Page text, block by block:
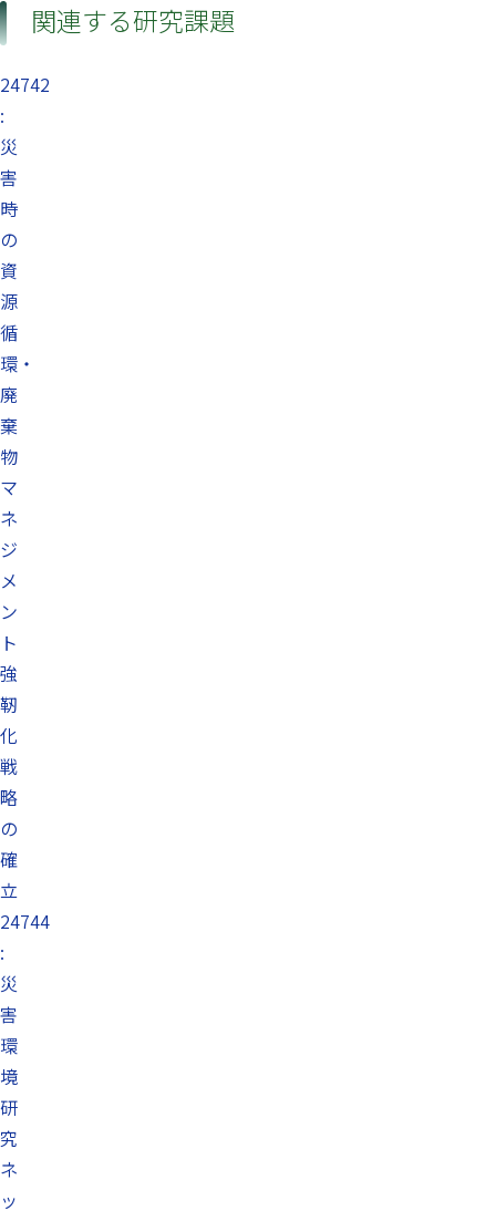
関連する研究課題
24742
:
災
害
時
の
資
源
循
環・
廃
棄
物
マ
ネ
ジ
メ
ン
ト
強
靭
化
戦
略
の
確
立
24744
:
災
害
環
境
研
究
ネ
ッ